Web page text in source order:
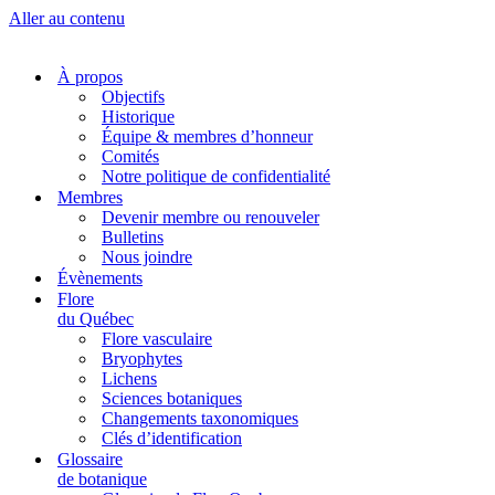
Aller au contenu
À propos
Objectifs
Historique
Équipe & membres d’honneur
Comités
Notre politique de confidentialité
Membres
Devenir membre ou renouveler
Bulletins
Nous joindre
Évènements
Flore
du Québec
Flore vasculaire
Bryophytes
Lichens
Sciences botaniques
Changements taxonomiques
Clés d’identification
Glossaire
de botanique